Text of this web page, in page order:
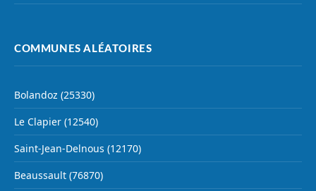
COMMUNES ALÉATOIRES
Bolandoz (25330)
Le Clapier (12540)
Saint-Jean-Delnous (12170)
Beaussault (76870)